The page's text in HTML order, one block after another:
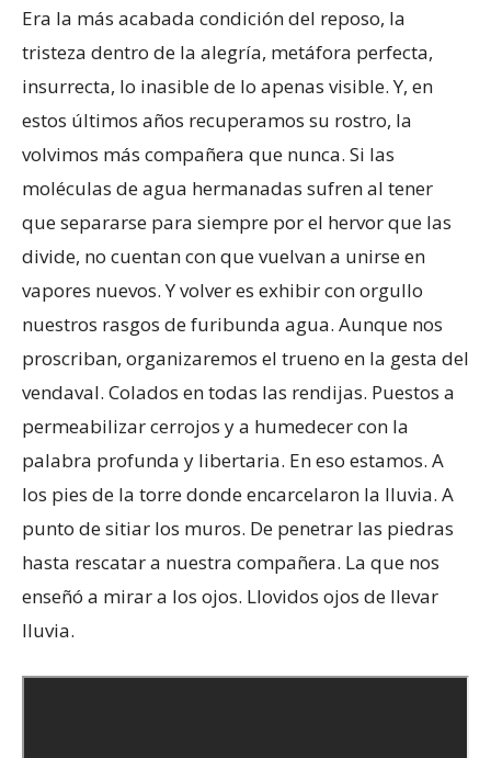
Era la más acabada condición del reposo, la
tristeza dentro de la alegría, metáfora perfecta,
insurrecta, lo inasible de lo apenas visible. Y, en
estos últimos años recuperamos su rostro, la
volvimos más compañera que nunca. Si las
moléculas de agua hermanadas sufren al tener
que separarse para siempre por el hervor que las
divide, no cuentan con que vuelvan a unirse en
vapores nuevos. Y volver es exhibir con orgullo
nuestros rasgos de furibunda agua. Aunque nos
proscriban, organizaremos el trueno en la gesta del
vendaval. Colados en todas las rendijas. Puestos a
permeabilizar cerrojos y a humedecer con la
palabra profunda y libertaria. En eso estamos. A
los pies de la torre donde encarcelaron la lluvia. A
punto de sitiar los muros. De penetrar las piedras
hasta rescatar a nuestra compañera. La que nos
enseñó a mirar a los ojos. Llovidos ojos de llevar
lluvia.